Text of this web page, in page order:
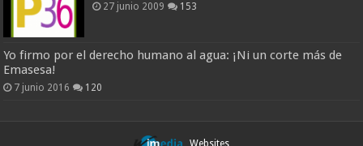
27 junio 2009 153
Yo firmo por el derecho humano al agua: ¡Ni un corte más de
Emasesa!
7 junio 2016 120
Websites